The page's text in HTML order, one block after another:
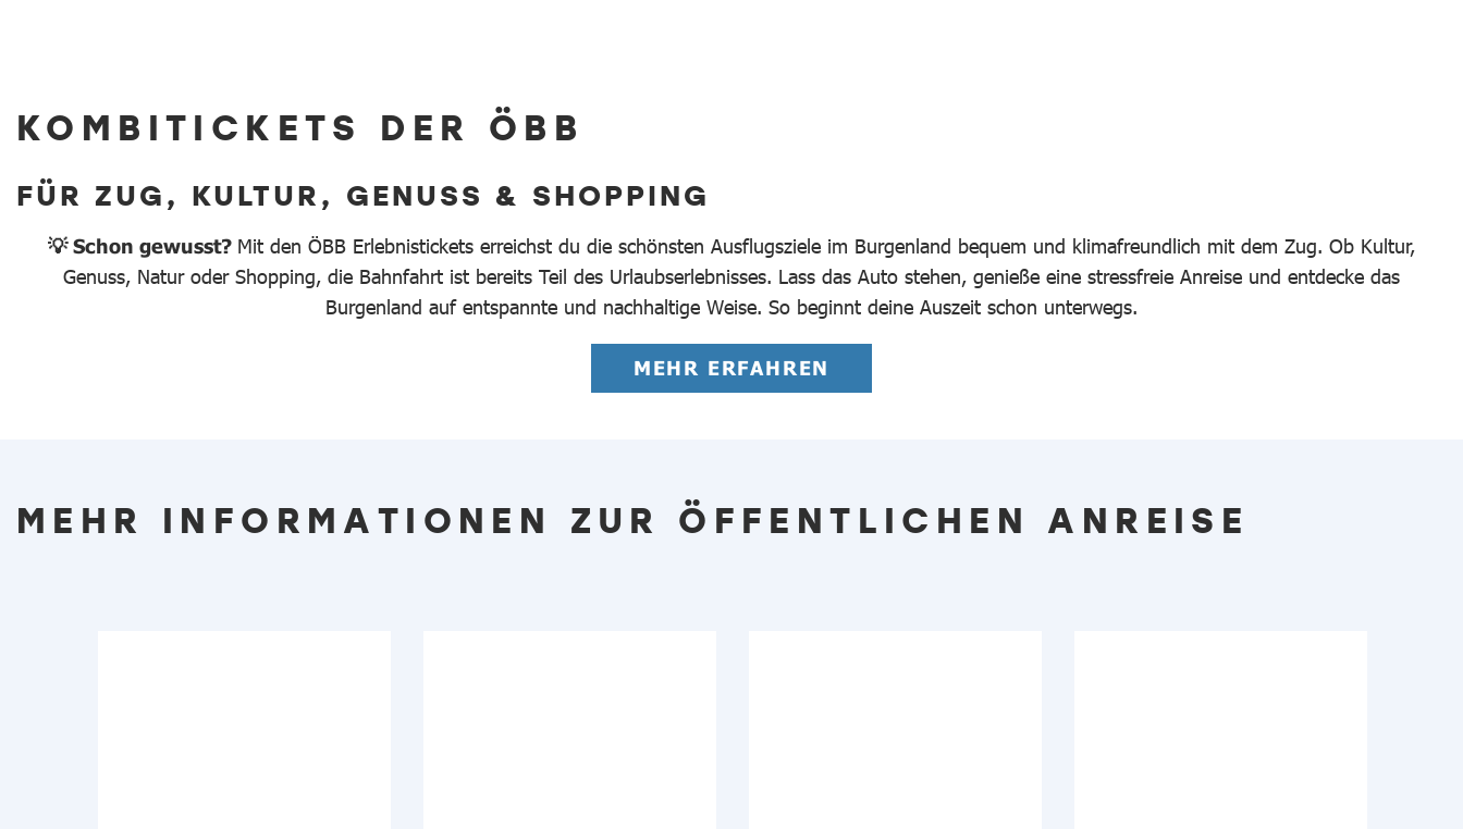
KOMBITICKETS DER ÖBB
FÜR ZUG, KULTUR, GENUSS & SHOPPING
💡 Schon gewusst? Mit den ÖBB Erlebnistickets erreichst du die schönsten Ausflugsziele im Burgenland bequem und klimafreundlich mit dem Zug. Ob Kultur,
Genuss, Natur oder Shopping, die Bahnfahrt ist bereits Teil des Urlaubserlebnisses. Lass das Auto stehen, genieße eine stressfreie Anreise und entdecke das
Burgenland auf entspannte und nachhaltige Weise. So beginnt deine Auszeit schon unterwegs.
MEHR ERFAHREN
MEHR INFORMATIONEN ZUR ÖFFENTLICHEN ANREISE